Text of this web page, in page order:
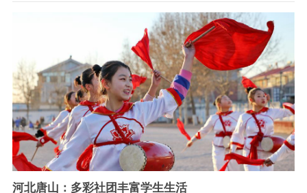
河北唐山：多彩社团丰富学生生活